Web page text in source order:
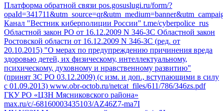
Платформа обратной связи pos.gosuslugi.ru/form/?
Канал "Вестник киберполиции России" t.me/cyberpolice_rus
Областной закон РО от 16.12.2009 N 346-ЗС Областной закон
Ростовской области от 16.12.2009 N 346-ЗС (ред. от
20.10.2015) "О мерах по предупреждению причинения вреда
здоровью детей, их физическому, интеллектуальному,
психическому, духовному и нравственному развитию"
(принят ЗС РО 03.12.2009) (с изм. и доп., вступающими в силу
с 01.09.2013) www.obr-octob.ru/netcat_files/611/786/346zs.pdf
ГКУ РО «ЦЗН Мясниковского района»
max.ru/c/-68160003435103/AZ46Z7-ma7I